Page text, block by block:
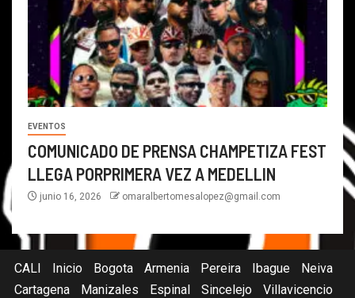
EVENTOS
COMUNICADO DE PRENSA CHAMPETIZA FEST
LLEGA PORPRIMERA VEZ A MEDELLIN
junio 16, 2026 omaralbertomesalopez@gmail.com
CALI Inicio Bogota Armenia Pereira Ibague
Neiva
Cartagena
Manizales Espinal Sincelejo Villavicencio